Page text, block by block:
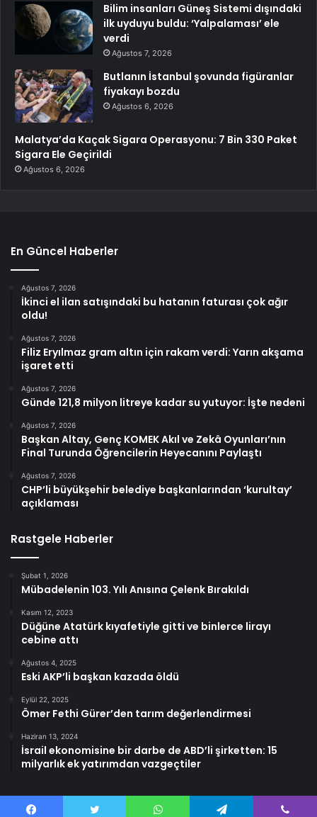
Bilim insanları Güneş Sistemi dışındaki
ilk uyduyu buldu: ‘Yalpalaması’ ele
verdi
Ağustos 7, 2026
Butlanın İstanbul şovunda figüranlar
fiyakayı bozdu
Ağustos 6, 2026
Malatya’da Kaçak Sigara Operasyonu: 7 Bin 330 Paket
Sigara Ele Geçirildi
Ağustos 6, 2026
En Güncel Haberler
Ağustos 7, 2026
İkinci el ilan satışındaki bu hatanın faturası çok ağır
oldu!
Ağustos 7, 2026
Filiz Eryılmaz gram altın için rakam verdi: Yarın akşama
işaret etti
Ağustos 7, 2026
Günde 121,8 milyon litreye kadar su yutuyor: İşte nedeni
Ağustos 7, 2026
Başkan Altay, Genç KOMEK Akıl ve Zekâ Oyunları’nın
Final Turunda Öğrencilerin Heyecanını Paylaştı
Ağustos 7, 2026
CHP’li büyükşehir belediye başkanlarından ‘kurultay’
açıklaması
Rastgele Haberler
Şubat 1, 2026
Mübadelenin 103. Yılı Anısına Çelenk Bırakıldı
Kasım 12, 2023
Düğüne Atatürk kıyafetiyle gitti ve binlerce lirayı
cebine attı
Ağustos 4, 2025
Eski AKP’li başkan kazada öldü
Eylül 22, 2025
Ömer Fethi Gürer’den tarım değerlendirmesi
Haziran 13, 2024
İsrail ekonomisine bir darbe de ABD’li şirketten: 15
milyarlık ek yatırımdan vazgeçtiler